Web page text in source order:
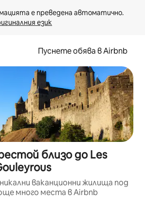
език
Пуснете обява в Airbnb
близо до Les
ваканционни жилища под
много места в Airbnb